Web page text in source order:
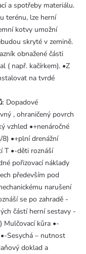
a spotřeby materiálu.
terénu, lze herní
kotvy umožní
skryté v zemině.
obnažené části
( např. kačírkem). •Z
na tvrdé
: Dopadové
, ohraničený povrch
vzhled •+nenáročné
•+plní drenážní
T •-děti roznáší
pořizovací náklady
především pod
narušení
se po zahradě -
částí herní sestavy -
Mulčovací kůra •-
Sesychá – nutnost
doklad a